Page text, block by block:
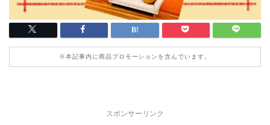
※本記事内に商品プロモーションを含んでいます。
スポンサーリンク